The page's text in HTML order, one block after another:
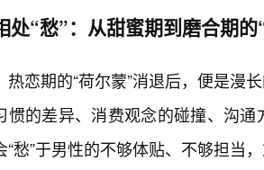
处“愁”：从甜蜜期到磨合期
热恋期的“荷尔蒙”消退后，便是漫
惯的差异、消费观念的碰撞、沟
“愁”于男性的不够体贴、不够担当